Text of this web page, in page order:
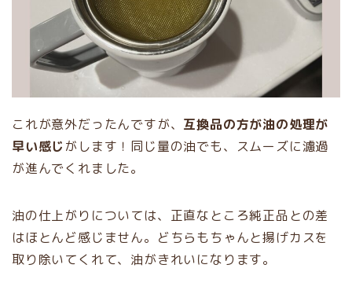
これが意外だったんですが、 互換品の方が油の処理が
早い感じ がします！同じ量の油でも、スムーズに濾過
が進んでくれました。
油の仕上がりについては、正直なところ純正品との差
はほとんど感じません。どちらもちゃんと揚げカスを
取り除いてくれて、油がきれいになります。